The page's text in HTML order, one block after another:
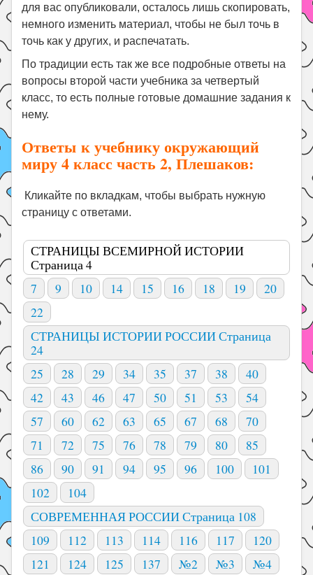
для вас опубликовали, осталось лишь скопировать,
немного изменить материал, чтобы не был точь в
точь как у других, и распечатать.
По традиции есть так же все подробные ответы на
вопросы второй части учебника за четвертый
класс, то есть полные готовые домашние задания к
нему.
Ответы к учебнику окружающий
миру 4 класс часть 2, Плешаков:
Кликайте по вкладкам, чтобы выбрать нужную
страницу с ответами.
СТРАНИЦЫ ВСЕМИРНОЙ ИСТОРИИ
Страница 4
7
9 10 14 15 16 18 19
20
22
СТРАНИЦЫ ИСТОРИИ РОССИИ Страница
24
25
28 29 34 35 37 38
40
42
43 46 47 50 51 53
54
57
60 62 63 65 67 68
70
71
72 75 76 78 79 80
85
86
90 91 94 95 96 100
101
102
104
СОВРЕМЕННАЯ РОССИИ Страница 108
109
112 113 114 116 117
120
121
124 125 137 №2 №3
№4